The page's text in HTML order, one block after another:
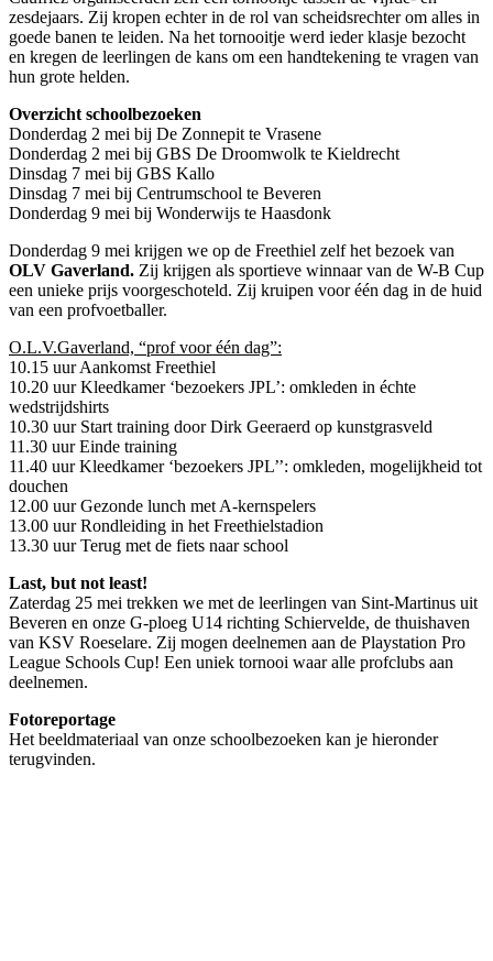
zesdejaars. Zij kropen echter in de rol van scheidsrechter om alles in
goede banen te leiden. Na het tornooitje werd ieder klasje bezocht
en kregen de leerlingen de kans om een handtekening te vragen van
hun grote helden.
Overzicht schoolbezoeken
Donderdag 2 mei bij De Zonnepit te Vrasene
Donderdag 2 mei bij GBS De Droomwolk te Kieldrecht
Dinsdag 7 mei bij GBS Kallo
Dinsdag 7 mei bij Centrumschool te Beveren
Donderdag 9 mei bij Wonderwijs te Haasdonk
Donderdag 9 mei krijgen we op de Freethiel zelf het bezoek van
OLV Gaverland. Zij krijgen als sportieve winnaar van de W-B Cup
een unieke prijs voorgeschoteld. Zij kruipen voor één dag in de huid
van een profvoetballer.
O.L.V.Gaverland, “prof voor één dag”:
10.15 uur Aankomst Freethiel
10.20 uur Kleedkamer ‘bezoekers JPL’: omkleden in échte
wedstrijdshirts
10.30 uur Start training door Dirk Geeraerd op kunstgrasveld
11.30 uur Einde training
11.40 uur Kleedkamer ‘bezoekers JPL’’: omkleden, mogelijkheid tot
douchen
12.00 uur Gezonde lunch met A-kernspelers
13.00 uur Rondleiding in het Freethielstadion
13.30 uur Terug met de fiets naar school
Last, but not least!
Zaterdag 25 mei trekken we met de leerlingen van Sint-Martinus uit
Beveren en onze G-ploeg U14 richting Schiervelde, de thuishaven
van KSV Roeselare. Zij mogen deelnemen aan de Playstation Pro
League Schools Cup! Een uniek tornooi waar alle profclubs aan
deelnemen.
Fotoreportage
Het beeldmateriaal van onze schoolbezoeken kan je hieronder
terugvinden.